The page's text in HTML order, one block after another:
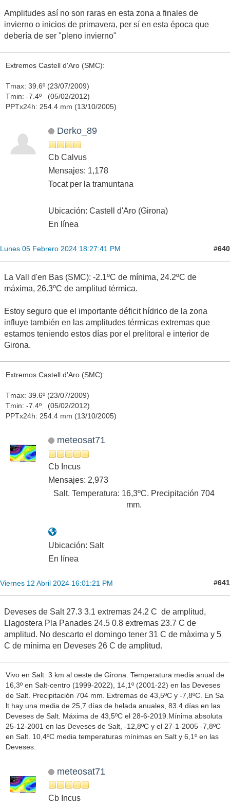
Amplitudes así no son raras en esta zona a finales de
invierno o inicios de primavera, per sí en esta época que
debería de ser "pleno invierno"
Extremos Castell d'Aro (SMC):
Tmax: 39.6º (23/07/2009)
Tmin: -7.4º (05/02/2012)
PPTx24h: 254.4 mm (13/10/2005)
Derko_89
Cb Calvus
Mensajes: 1,178
Tocat per la tramuntana
Ubicación: Castell d'Aro (Girona)
En línea
Lunes 05 Febrero 2024 18:27:41 PM #640
La Vall d'en Bas (SMC): -2.1ºC de mínima, 24.2ºC de
máxima, 26.3ºC de amplitud térmica.
Estoy seguro que el importante déficit hídrico de la zona
influye también en las amplitudes térmicas extremas que
estamos teniendo estos días por el prelitoral e interior de
Girona.
Extremos Castell d'Aro (SMC):
Tmax: 39.6º (23/07/2009)
Tmin: -7.4º (05/02/2012)
PPTx24h: 254.4 mm (13/10/2005)
meteosat71
Cb Incus
Mensajes: 2,973
Salt. Temperatura: 16,3ºC. Precipitación 704
mm.
Ubicación: Salt
En línea
Viernes 12 Abril 2024 16:01:21 PM #641
Deveses de Salt 27.3 3.1 extremas 24.2 C de amplitud,
Llagostera Pla Panades 24.5 0.8 extremas 23.7 C de
amplitud. No descarto el domingo tener 31 C de màxima y 5
C de mínima en Deveses 26 C de amplitud.
Vivo en Salt. 3 km al oeste de Girona. Temperatura media anual de
16,3º en Salt-centro (1999-2022), 14,1º (2001-22) en las Deveses
de Salt. Precipitación 704 mm. Extremas de 43,5ºC y -7,8ºC. En Sa
lt hay una media de 25,7 días de helada anuales, 83.4 días en las
Deveses de Salt. Máxima de 43,5ºC el 28-6-2019.Mínima absoluta
25-12-2001 en las Deveses de Salt, -12,8ºC y el 27-1-2005 -7,8ºC
en Salt. 10,4ºC media temperaturas mínimas en Salt y 6,1º en las
Deveses.
meteosat71
Cb Incus